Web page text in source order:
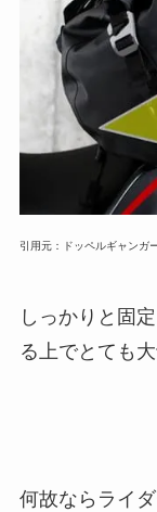
引用元：ドッペルギャンガ
しっかりと固
る上でとても大
何故ならライ